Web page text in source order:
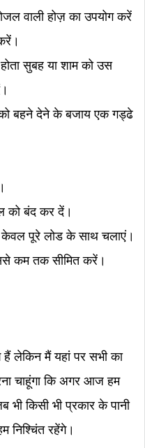
वाली होज़ का उपयोग करें
सुबह या शाम को उस
को बहने देने के बजाय एक गड्ढे
को बंद कर दें।
केवल पूरे लोड के साथ चलाएं।
कम तक सीमित करें।
लेकिन मैं यहां पर सभी का
चाहूंगा कि अगर आज हम
भी किसी भी प्रकार के पानी
निश्चिंत रहेंगे।